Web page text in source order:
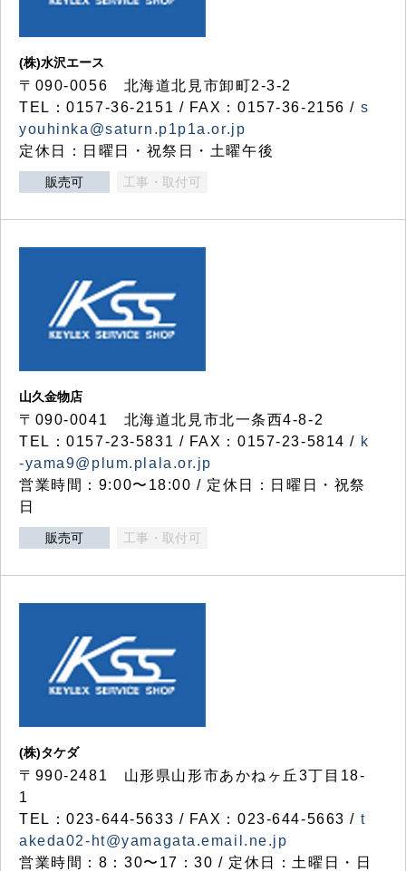
(株)水沢エース
〒090-0056 北海道北見市卸町2-3-2
TEL：0157-36-2151 / FAX：0157-36-2156 / s
youhinka@saturn.p1p1a.or.jp
定休日：日曜日・祝祭日・土曜午後
販売可 工事・取付可
山久金物店
〒090-0041 北海道北見市北一条西4-8-2
TEL：0157-23-5831 / FAX：0157-23-5814 / k
-yama9@plum.plala.or.jp
営業時間：9:00〜18:00 / 定休日：日曜日・祝祭
日
販売可 工事・取付可
(株)タケダ
〒990-2481 山形県山形市あかねヶ丘3丁目18-
1
TEL：023-644-5633 / FAX：023-644-5663 / t
akeda02-ht@yamagata.email.ne.jp
営業時間：8：30〜17：30 / 定休日：土曜日・日